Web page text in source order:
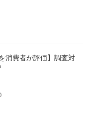
消費者が評価】調査対